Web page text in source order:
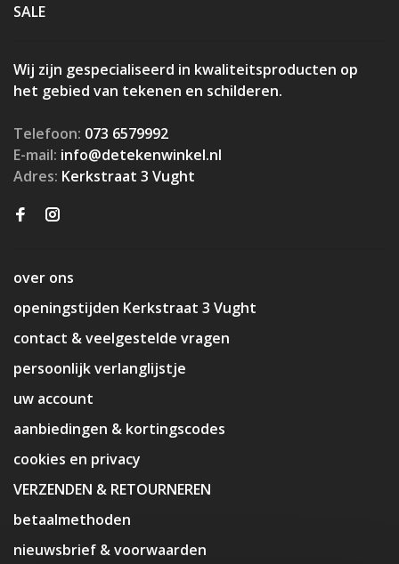
SALE
Wij zijn gespecialiseerd in kwaliteitsproducten op
het gebied van tekenen en schilderen.
Telefoon: 073 6579992
E-mail: info@detekenwinkel.nl
Adres: Kerkstraat 3 Vught
over ons
openingstijden Kerkstraat 3 Vught
contact & veelgestelde vragen
persoonlijk verlanglijstje
uw account
aanbiedingen & kortingscodes
cookies en privacy
VERZENDEN & RETOURNEREN
betaalmethoden
nieuwsbrief & voorwaarden